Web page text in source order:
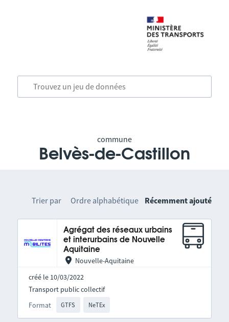
commune
Belvès-de-Castillon
Trier par Ordre alphabétique Récemment ajouté
Agrégat des réseaux urbains
et interurbains de Nouvelle
Aquitaine
Nouvelle-Aquitaine
créé le 10/03/2022
Format GTFS NeTEx
Transport public collectif